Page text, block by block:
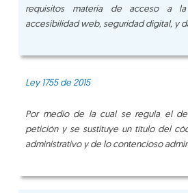
requisitos materia de acceso a la
accesibilidad web, seguridad digital, y
Ley 1755 de 2015
Por medio de la cual se regula el
petición y se sustituye un título del
administrativo y de lo contencioso